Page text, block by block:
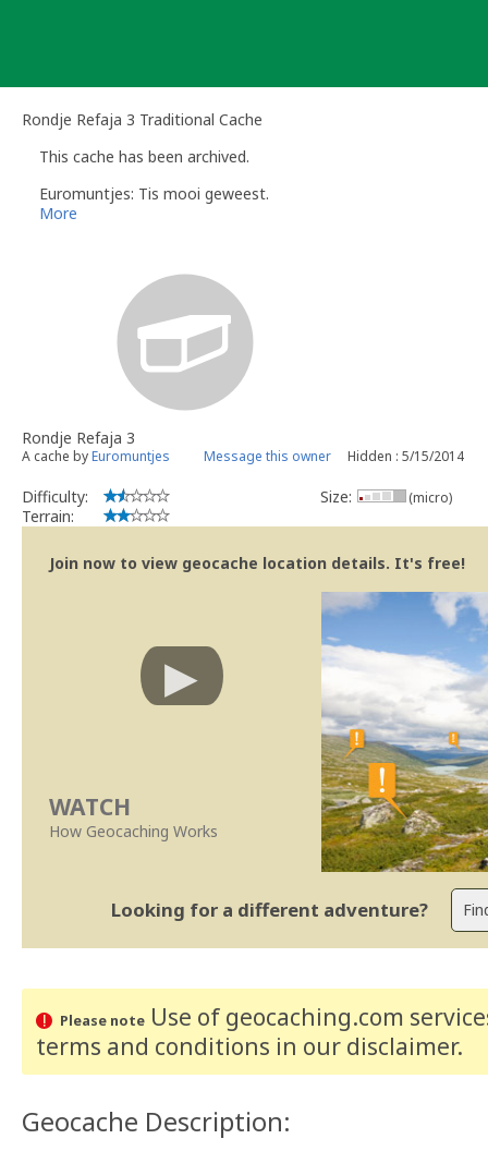
Rondje Refaja 3 Traditional Cache
This cache has been archived.
Euromuntjes: Tis mooi geweest.
More
Rondje Refaja 3
A cache byEuromuntjes Message this owner Hidden : 5/15/2014
Difficulty:
Terrain:
Size: (micro)
Join now to view geocache location details. It's free!
WATCH
How Geocaching Works
Looking for a different adventure?
Please noteUse of geocaching.com
terms and conditions in our disclaimer.
Geocache Description: